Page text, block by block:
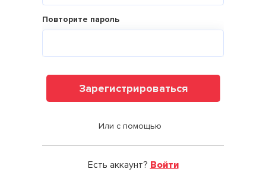
Повторите пароль
Зарегистрироваться
Или с помощью
Есть аккаунт? Войти